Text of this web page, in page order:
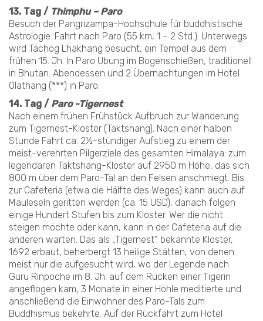
13. Tag / Thimphu – Paro
Besuch der Pangrizampa-Hochschule für buddhistische
Astrologie. Fahrt nach Paro (55 km, 1 – 2 Std.). Unterwegs
wird Tachog Lhakhang besucht, ein Tempel aus dem
frühen 15. Jh. In Paro Ubung im Bogenschießen, traditionell
in Bhutan. Abendessen und 2 Übernachtungen im Hotel
Olathang (***) in Paro.
14. Tag / Paro -Tigernest
Nach einem frühen Frühstück Aufbruch zur Wanderung
zum Tigernest-Kloster (Taktshang). Nach einer halben
Stunde Fahrt ca. 2½-stündiger Aufstieg zu einem der
meist-verehrten Pilgerziele des gesamten Himalaya: zum
legendären Taktshang-Kloster auf 2950 m Höhe, das sich
800 m über dem Paro-Tal an den Felsen anschmiegt. Bis
zur Cafeteria (etwa die Hälfte des Weges) kann auch auf
Mauleseln geritten werden (ca. 15 USD), danach folgen
einige Hundert Stufen bis zum Kloster. Wer die nicht
steigen möchte oder kann, kann in der Cafeteria auf die
anderen warten. Das als „Tigernest“ bekannte Kloster,
1692 erbaut, beherbergt 13 heilige Stätten, von denen
meist nur die aufgesucht wird, wo der Legende nach
Guru Rinpoche im 8. Jh. auf dem Rücken einer Tigerin
angeflogen kam, 3 Monate in einer Höhle meditierte und
anschließend die Einwohner des Paro-Tals zum
Buddhismus bekehrte. Auf der Rückfahrt zum Hotel